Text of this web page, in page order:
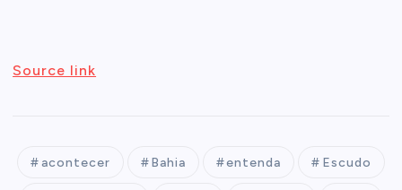
Source link
acontecer Bahia entenda Escudo